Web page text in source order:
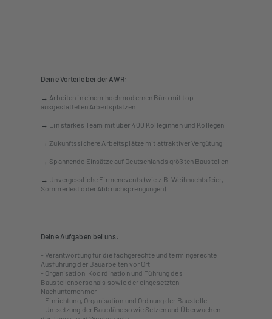
Deine Vorteile bei der AWR:
→ Arbeiten in einem hochmodernen Büro mit top
ausgestatteten Arbeitsplätzen
→ Ein starkes Team mit über 400 Kolleginnen und Kollegen
→ Zukunftssichere Arbeitsplätze mit attraktiver Vergütung
→ Spannende Einsätze auf Deutschlands größten Baustellen
→ Unvergessliche Firmenevents (wie z.B. Weihnachtsfeier,
Sommerfest oder Abbruchsprengungen)
Deine Aufgaben bei uns:
- Verantwortung für die fachgerechte und termingerechte
Ausführung der Bauarbeiten vor Ort
- Organisation, Koordination und Führung des
Baustellenpersonals sowie der eingesetzten
Nachunternehmer
- Einrichtung, Organisation und Ordnung der Baustelle
- Umsetzung der Baupläne sowie Setzen und Überwachen